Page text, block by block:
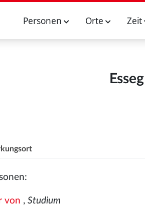
Personen Orte Zeit
Esseg
von ,Studium